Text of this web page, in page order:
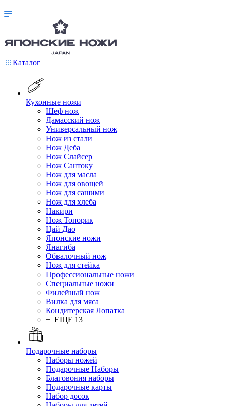
Каталог
Кухонные ножи
Шеф нож
Дамасский нож
Универсальный нож
Нож из стали
Нож Деба
Нож Слайсер
Нож Сантоку
Нож для масла
Нож для овощей
Нож для сашими
Нож для хлеба
Накири
Нож Топорик
Цай Дао
Японские ножи
Янагиба
Обвалочный нож
Нож для стейка
Профессиональные ножи
Специальные ножи
Филейный нож
Вилка для мяса
Кондитерская Лопатка
+ ЕЩЕ 13
Подарочные наборы
Наборы ножей
Подарочные Наборы
Благовония наборы
Подарочные карты
Набор досок